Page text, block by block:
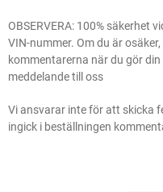
OBSERVERA: 100% säkerhet
VIN-nummer. Om du är
kommentarerna när du gör
meddelande till oss
Vi ansvarar inte för att skicka
ingick i beställningen